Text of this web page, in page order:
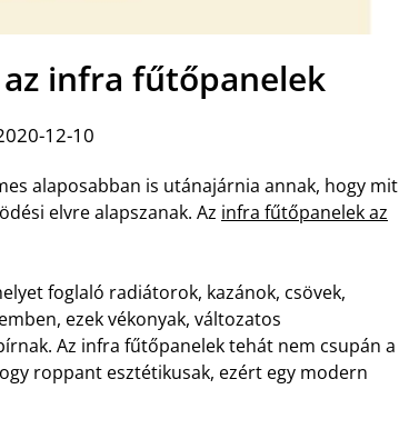
infra fűtőpanelek
12-10
alaposabban is utánajárnia annak, hogy mit
elvre alapszanak. Az infra fűtőpanelek az
foglaló radiátorok, kazánok, csövek,
ezek vékonyak, változatos
Az infra fűtőpanelek tehát nem csupán a
roppant esztétikusak, ezért egy modern